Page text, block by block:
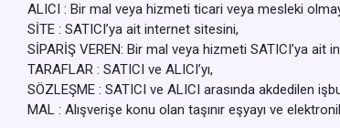
ALICI : Bir mal veya hizmeti ticari veya mesleki
SİTE : SATICI’ya ait internet sitesini,
SİPARİŞ VEREN: Bir mal veya hizmeti SATICI’ya
TARAFLAR : SATICI ve ALICI’yı,
SÖZLEŞME : SATICI ve ALICI arasında akdedilen
MAL : Alışverişe konu olan taşınır eşyayı ve